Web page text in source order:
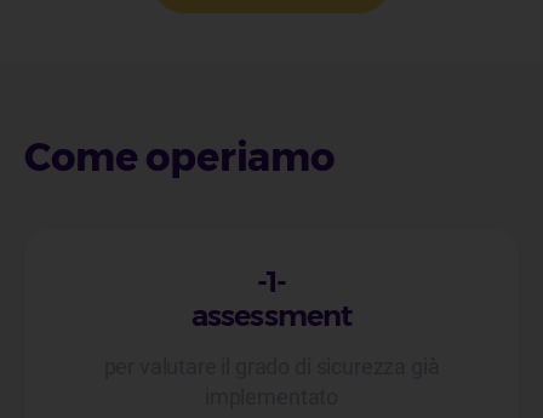
Come operiamo
-1-
assessment